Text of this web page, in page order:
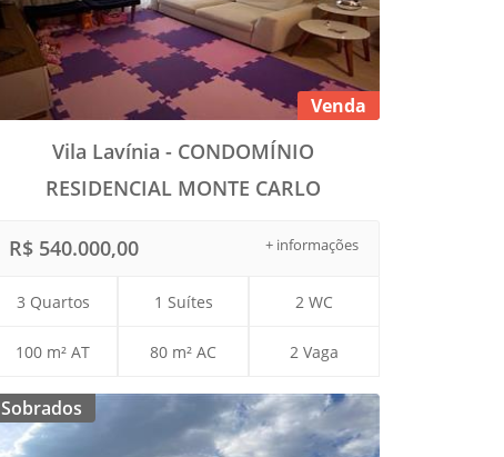
Venda
Vila Lavínia - CONDOMÍNIO
RESIDENCIAL MONTE CARLO
+ informações
R$ 540.000,00
3 Quartos 1 Suítes 2 WC
100 m² AT 80 m² AC 2 Vaga
Sobrados